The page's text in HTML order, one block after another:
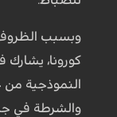
وبسبب
كورونا،
النموذجية
والشرطة في